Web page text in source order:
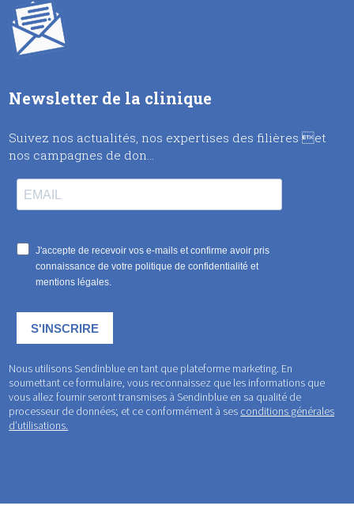
Newsletter de la clinique
Suivez nos actualités, nos expertises des filières et
nos campagnes de don…
Nous utilisons Sendinblue en tant que plateforme marketing. En
soumettant ce formulaire, vous reconnaissez que les informations que
vous allez fournir seront transmises à Sendinblue en sa qualité de
processeur de données; et ce conformément à ses conditions générales
d’utilisations.